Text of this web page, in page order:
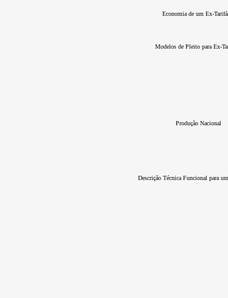
Economia de um Ex-
Modelos de Pleito para Ex-
Produção Nacional
Descrição Técnica Funcional para